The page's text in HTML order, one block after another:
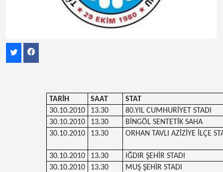
TARİH SAAT
STAT
30.10.2010
13.30
80.YIL CUMHURİYET STADI
30.10.2010
13.30
BİNGÖL SENTETİK SAHA
30.10.2010
13.30 ORHAN TAVLI AZİZİYE İLÇE
30.10.2010 13.30
IĞDIR ŞEHİR STADI
30.10.2010
13.30 MUŞ ŞEHİR STADI